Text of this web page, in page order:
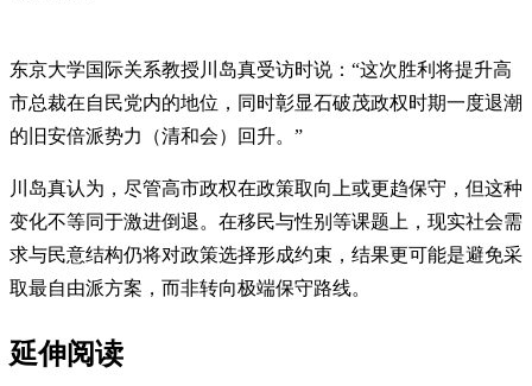
东京大学国际关系教授川岛真受访时说：“这次胜利将提升高
市总裁在自民党内的地位，同时彰显石破茂政权时期一度退潮
的旧安倍派势力（清和会）回升。”
川岛真认为，尽管高市政权在政策取向上或更趋保守，但这种
变化不等同于激进倒退。在移民与性别等课题上，现实社会需
求与民意结构仍将对政策选择形成约束，结果更可能是避免采
取最自由派方案，而非转向极端保守路线。
延伸阅读